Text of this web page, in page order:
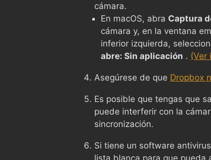
cámara.
En macOS, abra Captura
cámara y, en la ventana
inferior izquierda,
abre: Sin aplicación . (Ver
Asegúrese de que Dropbox
Es posible que tengas que
puede interferir con la
sincronización.
Si tiene un software
lista blanca para que pueda